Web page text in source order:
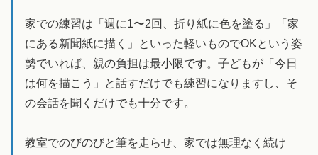
家での練習は「週に1〜2回、折り紙に色を塗る」「家
にある新聞紙に描く」といった軽いものでOKという姿
勢でいれば、親の負担は最小限です。子どもが「今日
は何を描こう」と話すだけでも練習になりますし、そ
の会話を聞くだけでも十分です。
教室でのびのびと筆を走らせ、家では無理なく続け